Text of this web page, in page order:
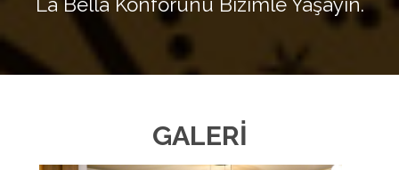
GALERİ